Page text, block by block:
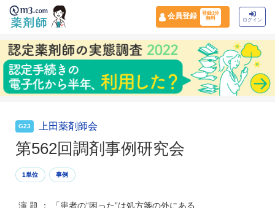
会員登録
登録1分
無料
ログイン
G23 上田薬剤師会
第562回調剤事例研究会
1単位 事例
演 題 ： 「患者の“困った”は処方箋の外にある